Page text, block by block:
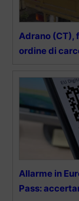
Adrano (CT),
ordine di
Allarme in
Pass: